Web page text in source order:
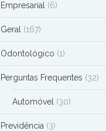
Empresarial (6)
Geral (167)
Odontológico (1)
Perguntas Frequentes (32)
Automóvel (30)
Previdência (3)